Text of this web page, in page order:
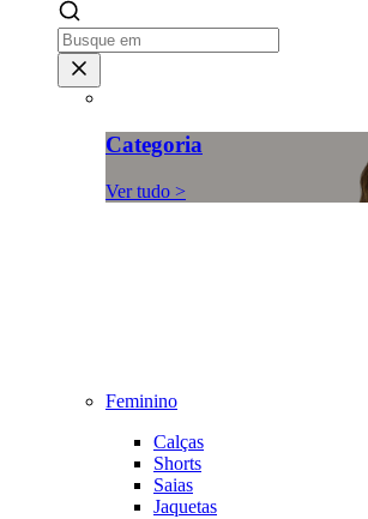
Categoria
Ver tudo >
Feminino
Calças
Shorts
Saias
Jaquetas